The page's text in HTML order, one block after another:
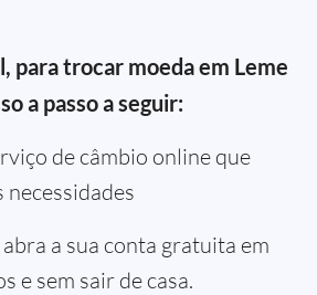
para trocar moeda em Leme
a passo a seguir:
de câmbio online que
necessidades
abra a sua conta gratuita em
e sem sair de casa.